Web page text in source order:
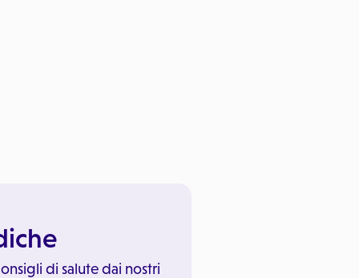
di salute dai nostri